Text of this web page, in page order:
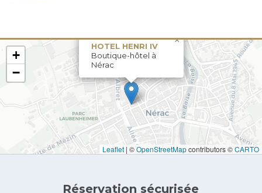
HOTEL HENRI IV
Boutique-hôtel à
Nérac
×
+
−
Leaflet | ©OpenStreetMapcontributors ©CARTO
Réservation sécurisée